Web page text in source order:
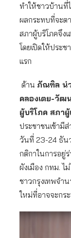
ทำให้ชาวบ้านที่
ผลกระทบที่จะต
สภาผู้บริโภคจึง
โดยเปิดให้ประ
แรก
ด้าน ภัณฑิล น่ว
คลองเตย-วัฒ
ผู้บริโภค สภา
ประชาชนเข้ามี
วันที่ 23-24 ธัน
กติกาในการอยู่
ผังเมือง กทม. ไ
ชาวกรุงเทพจำ
ใหม่ที่อาจจะกร